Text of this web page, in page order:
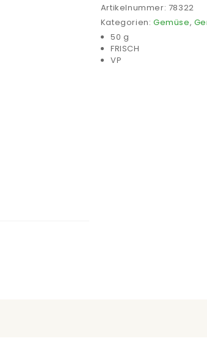
Artikelnummer: 78322
Kategorien: Gemüse,
50 g
FRISCH
VP